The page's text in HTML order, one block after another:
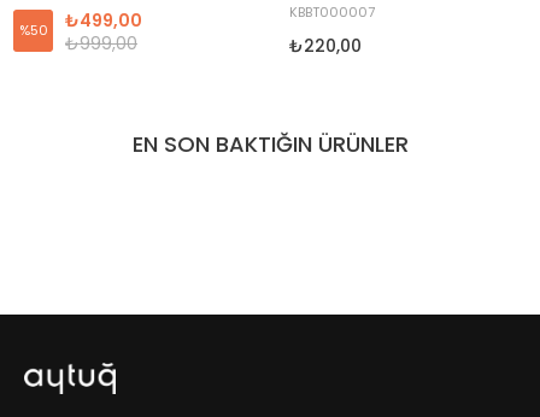
₺499,00
%50
₺999,00
KBBT000007
₺220,00
EN SON BAKTIĞIN ÜRÜNLER